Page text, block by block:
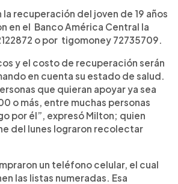
recuperación del joven de 19 años
en el Banco América Central la
o por tigomoney 72735709.
y el costo de recuperación serán
en cuenta su estado de salud.
que quieran apoyar ya sea
o más, entre muchas personas
por él”, expresó Milton; quien
del lunes lograron recolectar
un teléfono celular, el cual
las listas numeradas. Esa